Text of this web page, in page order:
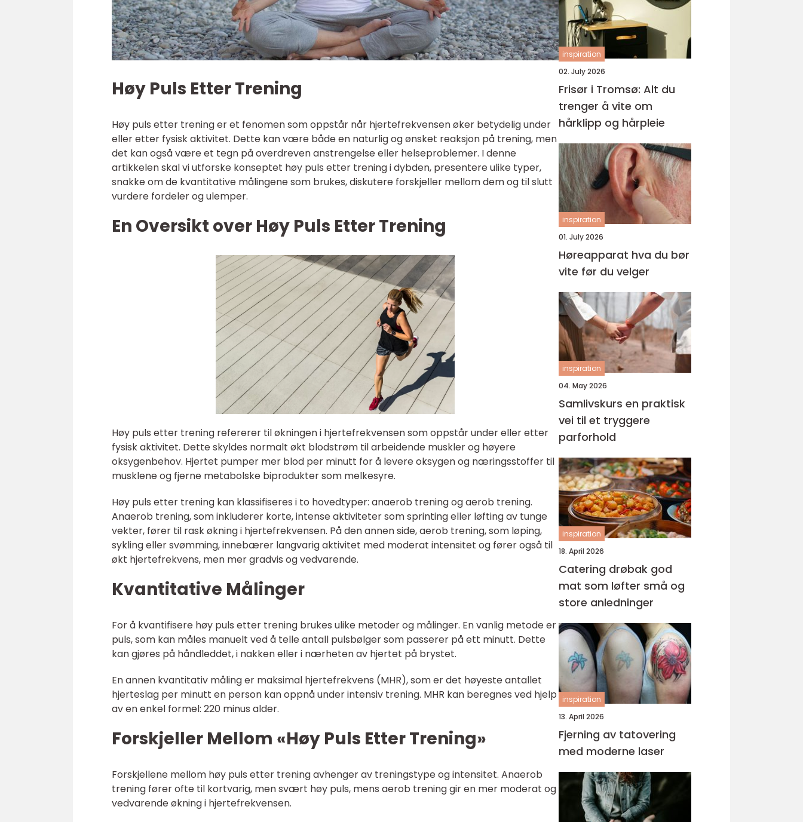
Høy Puls Etter Trening
Høy puls etter trening er et fenomen som oppstår når hjertefrekvensen øker betydelig under
eller etter fysisk aktivitet. Dette kan være både en naturlig og ønsket reaksjon på trening, men
det kan også være et tegn på overdreven anstrengelse eller helseproblemer. I denne
artikkelen skal vi utforske konseptet høy puls etter trening i dybden, presentere ulike typer,
snakke om de kvantitative målingene som brukes, diskutere forskjeller mellom dem og til slutt
vurdere fordeler og ulemper.
En Oversikt over Høy Puls Etter Trening
Høy puls etter trening refererer til økningen i hjertefrekvensen som oppstår under eller etter
fysisk aktivitet. Dette skyldes normalt økt blodstrøm til arbeidende muskler og høyere
oksygenbehov. Hjertet pumper mer blod per minutt for å levere oksygen og næringsstoffer til
musklene og fjerne metabolske biprodukter som melkesyre.
Høy puls etter trening kan klassifiseres i to hovedtyper: anaerob trening og aerob trening.
Anaerob trening, som inkluderer korte, intense aktiviteter som sprinting eller løfting av tunge
vekter, fører til rask økning i hjertefrekvensen. På den annen side, aerob trening, som løping,
sykling eller svømming, innebærer langvarig aktivitet med moderat intensitet og fører også til
økt hjertefrekvens, men mer gradvis og vedvarende.
Kvantitative Målinger
For å kvantifisere høy puls etter trening brukes ulike metoder og målinger. En vanlig metode er
puls, som kan måles manuelt ved å telle antall pulsbølger som passerer på ett minutt. Dette
kan gjøres på håndleddet, i nakken eller i nærheten av hjertet på brystet.
En annen kvantitativ måling er maksimal hjertefrekvens (MHR), som er det høyeste antallet
hjerteslag per minutt en person kan oppnå under intensiv trening. MHR kan beregnes ved hjelp
av en enkel formel: 220 minus alder.
Forskjeller Mellom «Høy Puls Etter Trening»
Forskjellene mellom høy puls etter trening avhenger av treningstype og intensitet. Anaerob
trening fører ofte til kortvarig, men svært høy puls, mens aerob trening gir en mer moderat og
vedvarende økning i hjertefrekvensen.
inspiration
02. July 2026
Frisør i Tromsø: Alt du
trenger å vite om
hårklipp og hårpleie
inspiration
01. July 2026
Høreapparat hva du bør
vite før du velger
inspiration
04. May 2026
Samlivskurs en praktisk
vei til et tryggere
parforhold
inspiration
18. April 2026
Catering drøbak god
mat som løfter små og
store anledninger
inspiration
13. April 2026
Fjerning av tatovering
med moderne laser